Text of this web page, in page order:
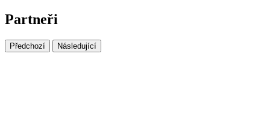
Partneři
Předchozí Následující